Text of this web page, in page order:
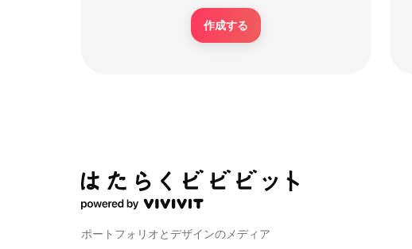
作成する
ポートフォリオとデザインのメディア